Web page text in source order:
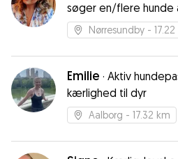
søger en/flere hunde
Nørresundby -
Emilie · Aktiv
kærlighed til dyr
Aalborg - 17.32 km